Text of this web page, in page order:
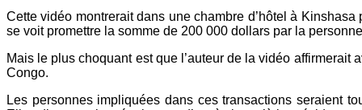
Cette vidéo montrerait dans une chambre d’hôtel à
se voit promettre la somme de 200 000 dollars par la
Mais le plus choquant est que l’auteur de la vidéo
Congo.
Les personnes impliquées dans ces transactions seraient